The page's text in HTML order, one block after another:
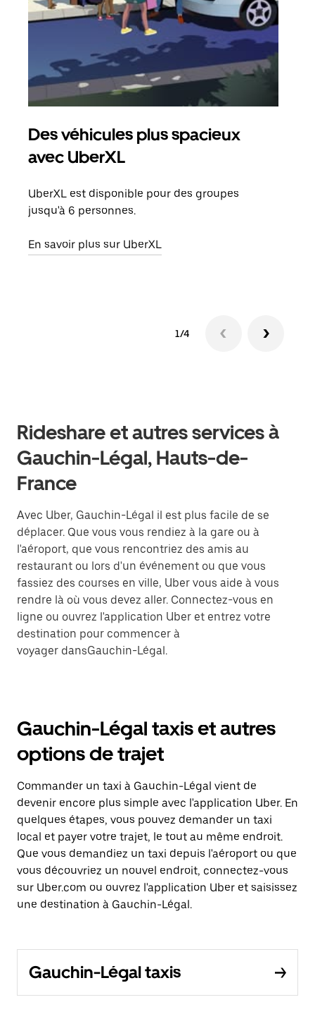
Des véhicules plus spacieux
avec UberXL
UberXL est disponible pour des groupes
jusqu'à 6 personnes.
En savoir plus sur UberXL
1/4
Rideshare et autres services à
Gauchin-Légal, Hauts-de-
France
Avec Uber, Gauchin-Légal il est plus facile de se
déplacer. Que vous vous rendiez à la gare ou à
l'aéroport, que vous rencontriez des amis au
restaurant ou lors d'un événement ou que vous
fassiez des courses en ville, Uber vous aide à vous
rendre là où vous devez aller. Connectez-vous en
ligne ou ouvrez l'application Uber et entrez votre
destination pour commencer à
voyager dansGauchin-Légal.
Gauchin-Légal taxis et autres
options de trajet
Commander un taxi à Gauchin-Légal vient de
devenir encore plus simple avec l'application Uber. En
quelques étapes, vous pouvez demander un taxi
local et payer votre trajet, le tout au même endroit.
Que vous demandiez un taxi depuis l'aéroport ou que
vous découvriez un nouvel endroit, connectez-vous
sur Uber.com ou ouvrez l'application Uber et saisissez
une destination à Gauchin-Légal.
Gauchin-Légal taxis